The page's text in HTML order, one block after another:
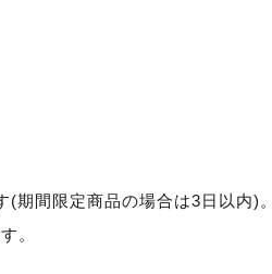
期間限定商品の場合は3日以内)
。